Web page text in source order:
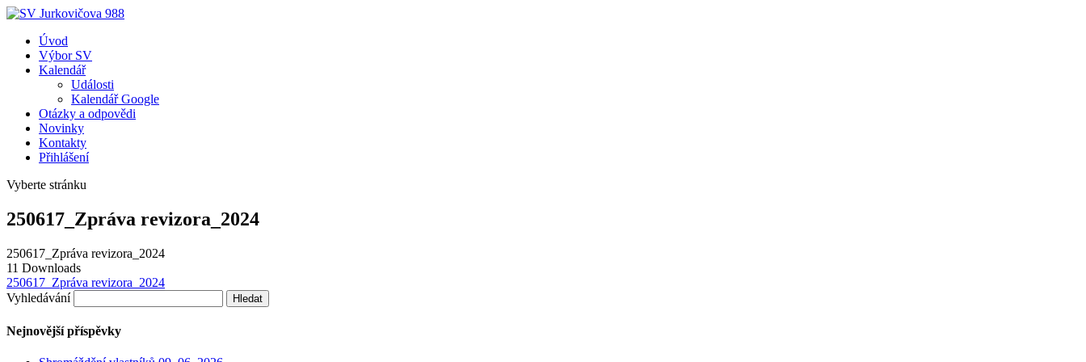
Úvod
Výbor SV
Kalendář
Události
Kalendář Google
Otázky a odpovědi
Novinky
Kontakty
Přihlášení
Vyberte stránku
250617_Zpráva revizora_2024
250617_Zpráva revizora_2024
11 Downloads
250617_Zpráva revizora_2024
Vyhledávání
Nejnovější příspěvky